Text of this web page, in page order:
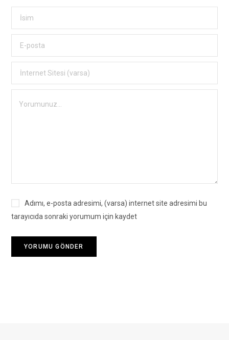
Adımı, e-posta adresimi, (varsa) internet site adresimi bu
tarayıcıda sonraki yorumum için kaydet